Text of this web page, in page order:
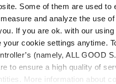
Some of them are used
and analyze the use
If you are ok. with our
your cookie settings anytime.
(namely, ALL GOOD
to ensure a high quality of
More information about
- kawa ziarnista
Washed Filter 250 g
AUDUN COFFEE
30.06.2026